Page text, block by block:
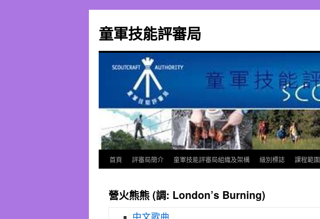
主
要
童軍技能評審局
首頁 評審局簡介 童軍技能評審局組織及架構 級別標誌 課程範圍
營火熊熊 (調: London’s Burning)
中文歌曲